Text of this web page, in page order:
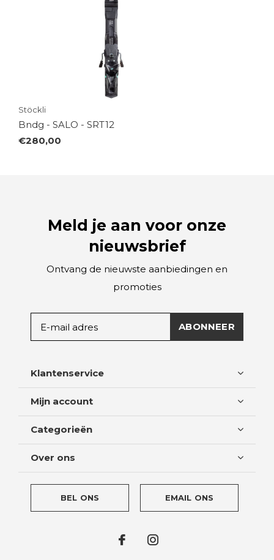
Stöckli
Bndg - SALO - SRT12
€280,00
Meld je aan voor onze
nieuwsbrief
Ontvang de nieuwste aanbiedingen en
promoties
ABONNEER
Klantenservice
Mijn account
Categorieën
Over ons
BEL ONS EMAIL ONS